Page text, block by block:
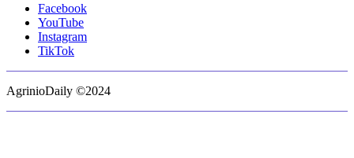
Facebook
YouTube
Instagram
TikTok
AgrinioDaily ©2024